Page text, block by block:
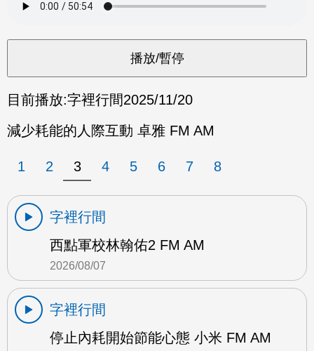
目前播放:字裡行間2025/11/20
減少耗能的人際互動 卓雅 FM AM
1 2 3 4 5 6 7 8
字裡行間
西點軍校林翰佑2 FM AM
2026/08/07
字裡行間
停止內耗開始節能心態 小米 FM AM